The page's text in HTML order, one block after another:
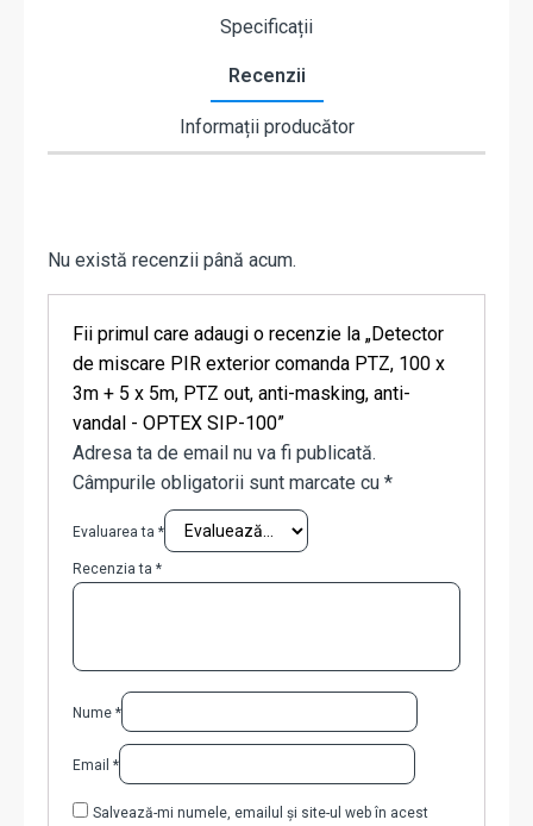
Specificații
Recenzii
Informații producător
Nu există recenzii până acum.
Fii primul care adaugi o recenzie la „Detector
de miscare PIR exterior comanda PTZ, 100 x
3m + 5 x 5m, PTZ out, anti-masking, anti-
vandal - OPTEX SIP-100”
Adresa ta de email nu va fi publicată.
Câmpurile obligatorii sunt marcate cu *
Evaluarea ta *
Recenzia ta *
Nume *
Email *
Salvează-mi numele, emailul și site-ul web în acest